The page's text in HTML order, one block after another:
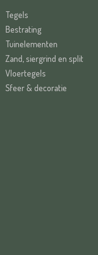
Tegels
Bestrating
Tuinelementen
Zand, siergrind en split
Vloertegels
Sfeer & decoratie